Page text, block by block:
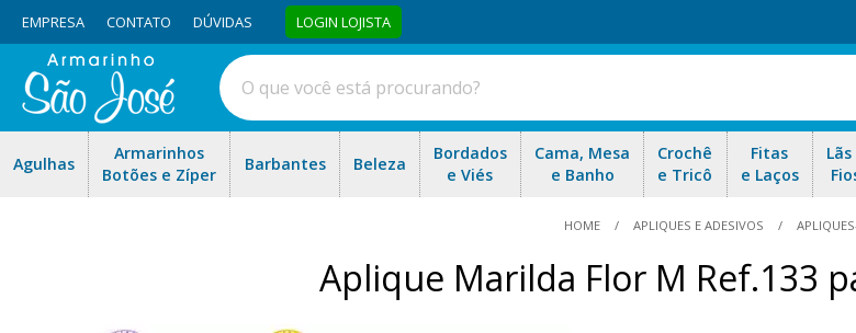
EMPRESA CONTATO DÚVIDAS LOGIN LOJISTA
Agulhas
Armarinhos
Botões e Zíper
Barbantes Beleza
Bordados
e Viés
Cama, Mesa
e Banho
Crochê
e Tricô
Fitas
e Laços
Lãs
HOME APLIQUES E ADESIVOS
Aplique Marilda Flor M Ref.133